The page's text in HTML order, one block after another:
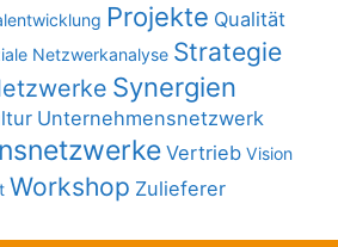
Projekte Qualität
Netzwerkanalyse Strategie
Synergien
Unternehmensnetzwerk
Vertrieb Vision
Workshop Zulieferer